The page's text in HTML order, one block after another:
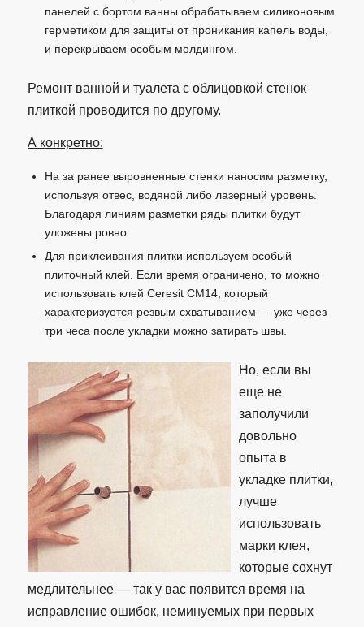
панелей с бортом ванны обрабатываем силиконовым
герметиком для защиты от проникания капель воды,
и перекрываем особым молдингом.
Ремонт ванной и туалета с облицовкой стенок
плиткой проводится по другому.
А конкретно:
На за ранее выровненные стенки наносим разметку,
используя отвес, водяной либо лазерный уровень.
Благодаря линиям разметки ряды плитки будут
уложены ровно.
Для приклеивания плитки используем особый
плиточный клей. Если время ограничено, то можно
использовать клей Ceresit СМ14, который
характеризуется резвым схватыванием — уже через
три чеса после укладки можно затирать швы.
Но, если вы
еще не
заполучили
довольно
опыта в
укладке плитки,
лучше
использовать
марки клея,
которые сохнут
медлительнее — так у вас появится время на
исправление ошибок, неминуемых при первых